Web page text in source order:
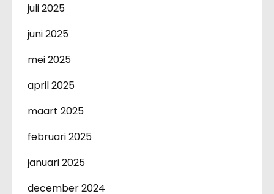
juli 2025
juni 2025
mei 2025
april 2025
maart 2025
februari 2025
januari 2025
december 2024